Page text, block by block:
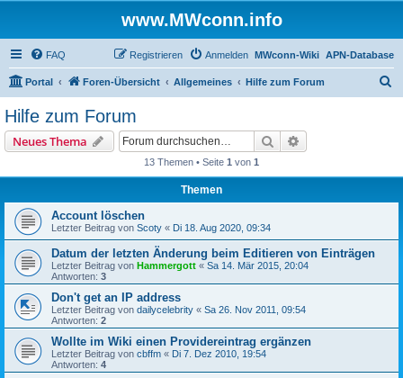
www.MWconn.info
FAQ APN-Database
MWconn-Wiki
Anmelden
Registrieren
Portal Foren-Übersicht Allgemeines Hilfe zum Forum
Hilfe zum Forum
Neues Thema Suche
13 Themen • Seite 1 von 1
Themen
Account löschen
Letzter Beitrag von Scoty « Di 18. Aug 2020, 09:34
Datum der letzten Änderung beim Editieren von Einträgen
Letzter Beitrag von Hammergott « Sa 14. Mär 2015, 20:04
Antworten: 3
Don't get an IP address
Letzter Beitrag von dailycelebrity « Sa 26. Nov 2011, 09:54
Antworten: 2
Wollte im Wiki einen Providereintrag ergänzen
Letzter Beitrag von cbffm « Di 7. Dez 2010, 19:54
Antworten: 4